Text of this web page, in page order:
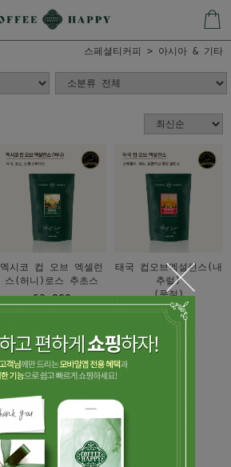
스페셜티커피 아시아 & 기타
멕시코 컵 오브 엑셀런
스(허니)로스 추초스
63,000
태국 컵오브엑설런스(내
추럴)
(품절)